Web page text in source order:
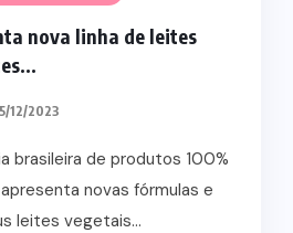
nova linha de leites
12/2023
brasileira de produtos 100%
novas fórmulas e
leites vegetais...